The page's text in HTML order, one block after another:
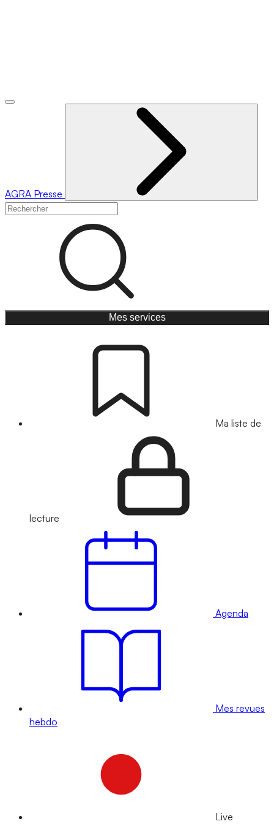
AGRA Presse
Mes services
Ma liste de
lecture
Agenda
Mes revues
hebdo
Live